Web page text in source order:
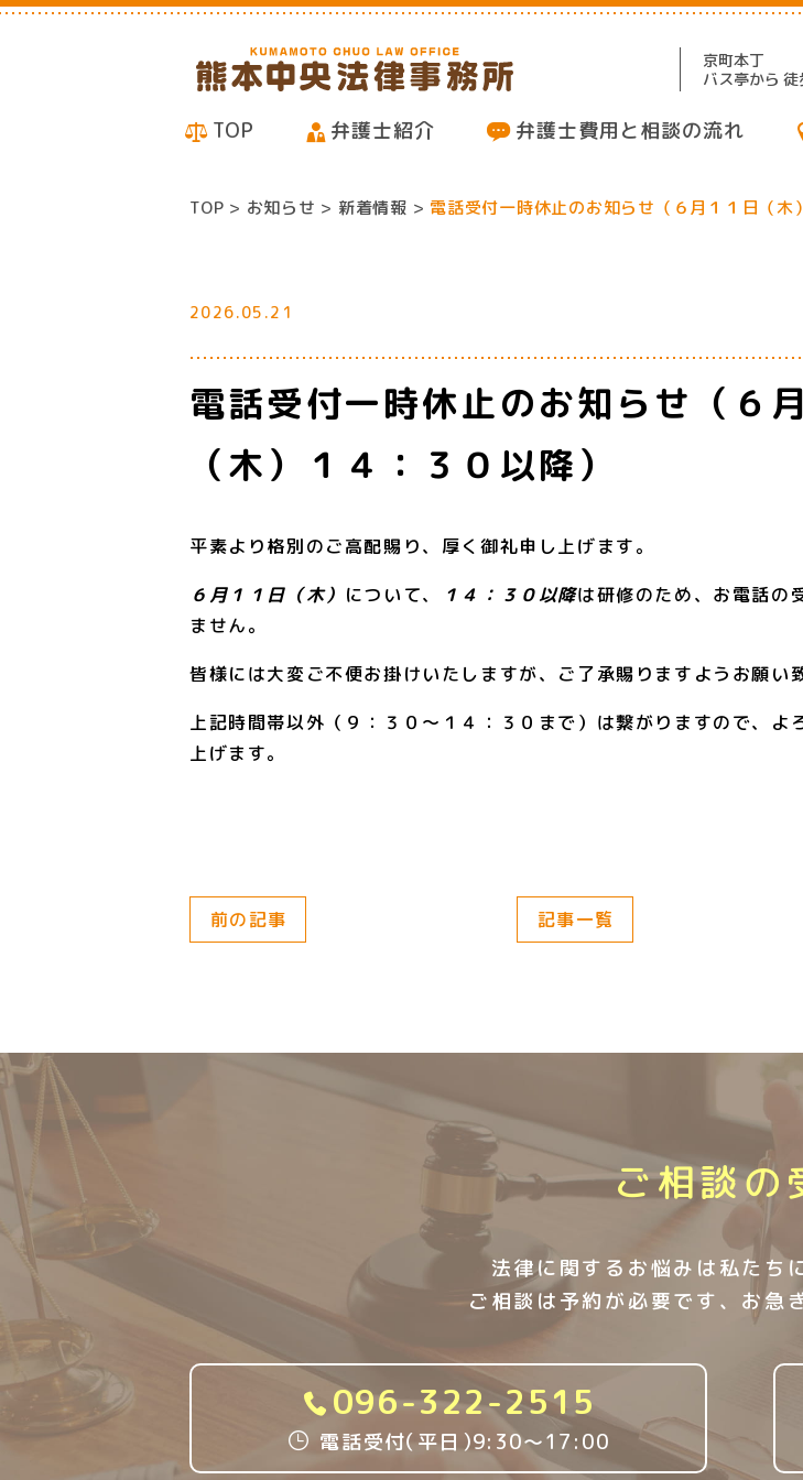
TOP 弁護士紹介 弁護士費用と相談の流れ
京町本丁
バス亭から 徒
TOP お知らせ 新着情報 電話受付一時休止のお知らせ（６月１１日（木
2026.05.21
電話受付一時休止のお知らせ（６
（木）１４：３０以降）
平素より格別のご高配賜り、厚く御礼申し上げます。
６月１１日（木） について、 １４：３０以降は研修のため、お電話の
ません。
皆様には大変ご不便お掛けいたしますが、ご了承賜りますようお願い
上記時間帯以外（９：３０～１４：３０まで）は繋がりますので、よ
上げます。
前の記事 記事一覧
ご相談の
法律に関するお悩みは私たち
ご相談は予約が必要です、お急
096-322-2515
電話受付
（ 平日 ）9:30〜17:00